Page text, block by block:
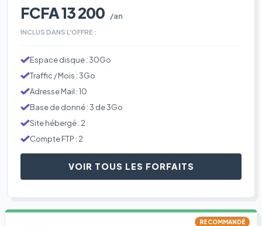
FCFA 13 200 /an
INCLUS DANS L'OFFRE :
Espace disque : 30Go
Traffic / Mois : 3Go
Adresse Mail : 10
Base de donné : 3 de 3Go
Site hébergé : 2
Compte FTP : 2
VOIR TOUS LES FORFAITS
RECOMMANDÉ